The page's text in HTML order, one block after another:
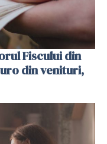
Fiscului din
din venituri,